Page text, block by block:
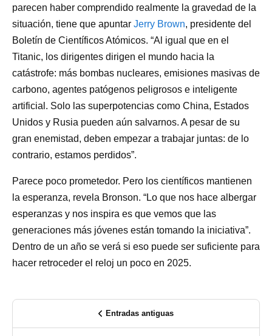
parecen haber comprendido realmente la gravedad de la
situación, tiene que apuntar Jerry Brown, presidente del
Boletín de Científicos Atómicos. “Al igual que en el
Titanic, los dirigentes dirigen el mundo hacia la
catástrofe: más bombas nucleares, emisiones masivas de
carbono, agentes patógenos peligrosos e inteligente
artificial. Solo las superpotencias como China, Estados
Unidos y Rusia pueden aún salvarnos. A pesar de su
gran enemistad, deben empezar a trabajar juntas: de lo
contrario, estamos perdidos”.
Parece poco prometedor. Pero los científicos mantienen
la esperanza, revela Bronson. “Lo que nos hace albergar
esperanzas y nos inspira es que vemos que las
generaciones más jóvenes están tomando la iniciativa”.
Dentro de un año se verá si eso puede ser suficiente para
hacer retroceder el reloj un poco en 2025.
Entradas antiguas